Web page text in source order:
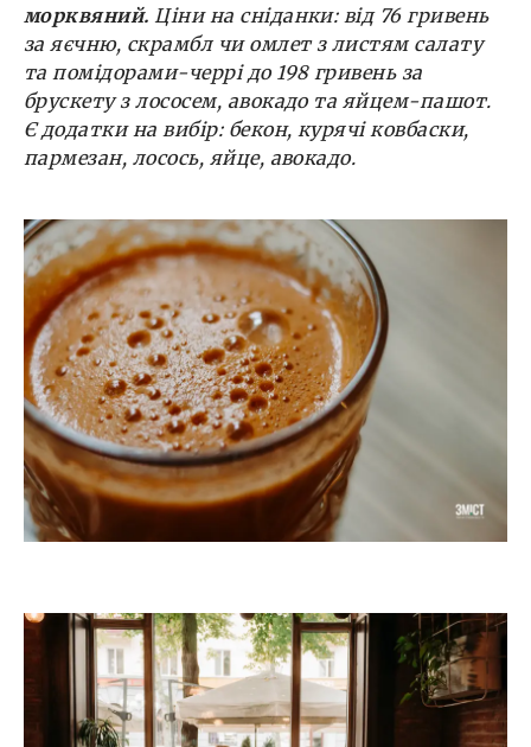
морквяний. Ціни на сніданки: від 76 гривень
за яєчню, скрамбл чи омлет з листям салату
та помідорами-черрі до 198 гривень за
брускету з лососем, авокадо та яйцем-пашот.
Є додатки на вибір: бекон, курячі ковбаски,
пармезан, лосось, яйце, авокадо.